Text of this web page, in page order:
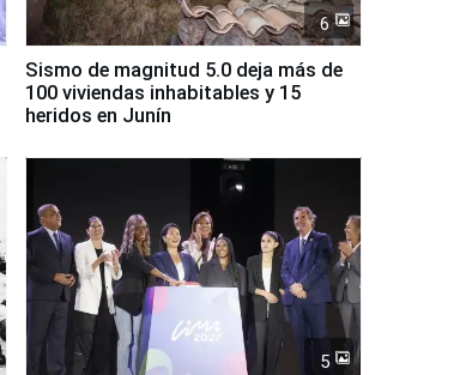
6
Sismo de magnitud 5.0 deja más de
100 viviendas inhabitables y 15
heridos en Junín
5